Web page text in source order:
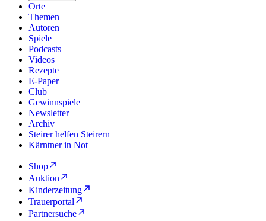
Orte
Themen
Autoren
Spiele
Podcasts
Videos
Rezepte
E-Paper
Club
Gewinnspiele
Newsletter
Archiv
Steirer helfen Steirern
Kärntner in Not
Shop
Auktion
Kinderzeitung
Trauerportal
Partnersuche